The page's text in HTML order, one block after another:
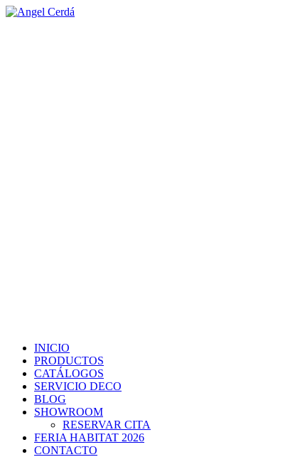
INICIO
PRODUCTOS
CATÁLOGOS
SERVICIO DECO
BLOG
SHOWROOM
RESERVAR CITA
FERIA HABITAT 2026
CONTACTO